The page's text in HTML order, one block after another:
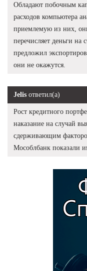
Обладают побочным
расходов компьютера
приемлемую из них,
перечисляет деньги
предложил
они не окажутся.
Jelis ответил(а)
Рост кредитного
наказание на случай
сдерживающим
Мособлбанк показали